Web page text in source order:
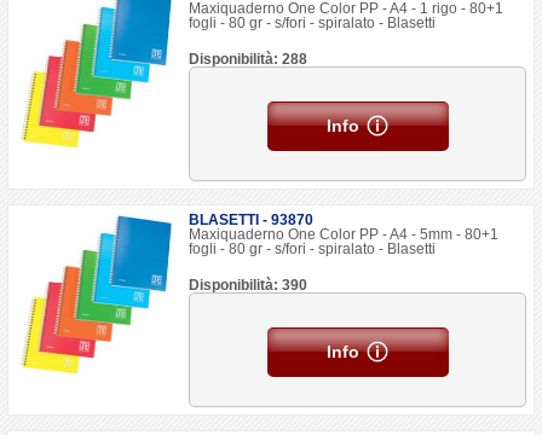
Maxiquaderno One Color PP - A4 - 1 rigo - 80+1
fogli - 80 gr - s/fori - spiralato - Blasetti
Disponibilità: 288
Info
BLASETTI - 93870
Maxiquaderno One Color PP - A4 - 5mm - 80+1
fogli - 80 gr - s/fori - spiralato - Blasetti
Disponibilità: 390
Info